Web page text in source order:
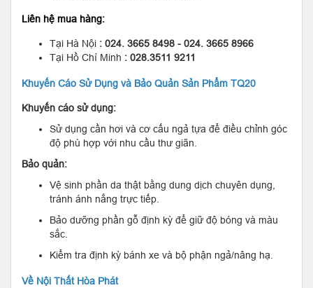
Liên hệ mua hàng:
Tại Hà Nội : 024. 3665 8498 - 024. 3665 8966
Tại Hồ Chí Minh : 028.3511 9211
Khuyến Cáo Sử Dụng và Bảo Quản Sản Phẩm TQ20
Khuyến cáo sử dụng:
Sử dụng cần hơi và cơ cấu ngả tựa để điều chỉnh góc
độ phù hợp với nhu cầu thư giãn.
Bảo quản:
Vệ sinh phần da thật bằng dung dịch chuyên dụng,
tránh ánh nắng trực tiếp.
Bảo dưỡng phần gỗ định kỳ để giữ độ bóng và màu
sắc.
Kiểm tra định kỳ bánh xe và bộ phận ngả/nâng hạ.
Về Nội Thất Hòa Phát